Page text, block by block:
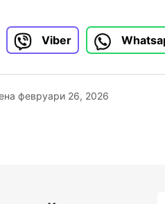
Viber
февруари 26, 2026